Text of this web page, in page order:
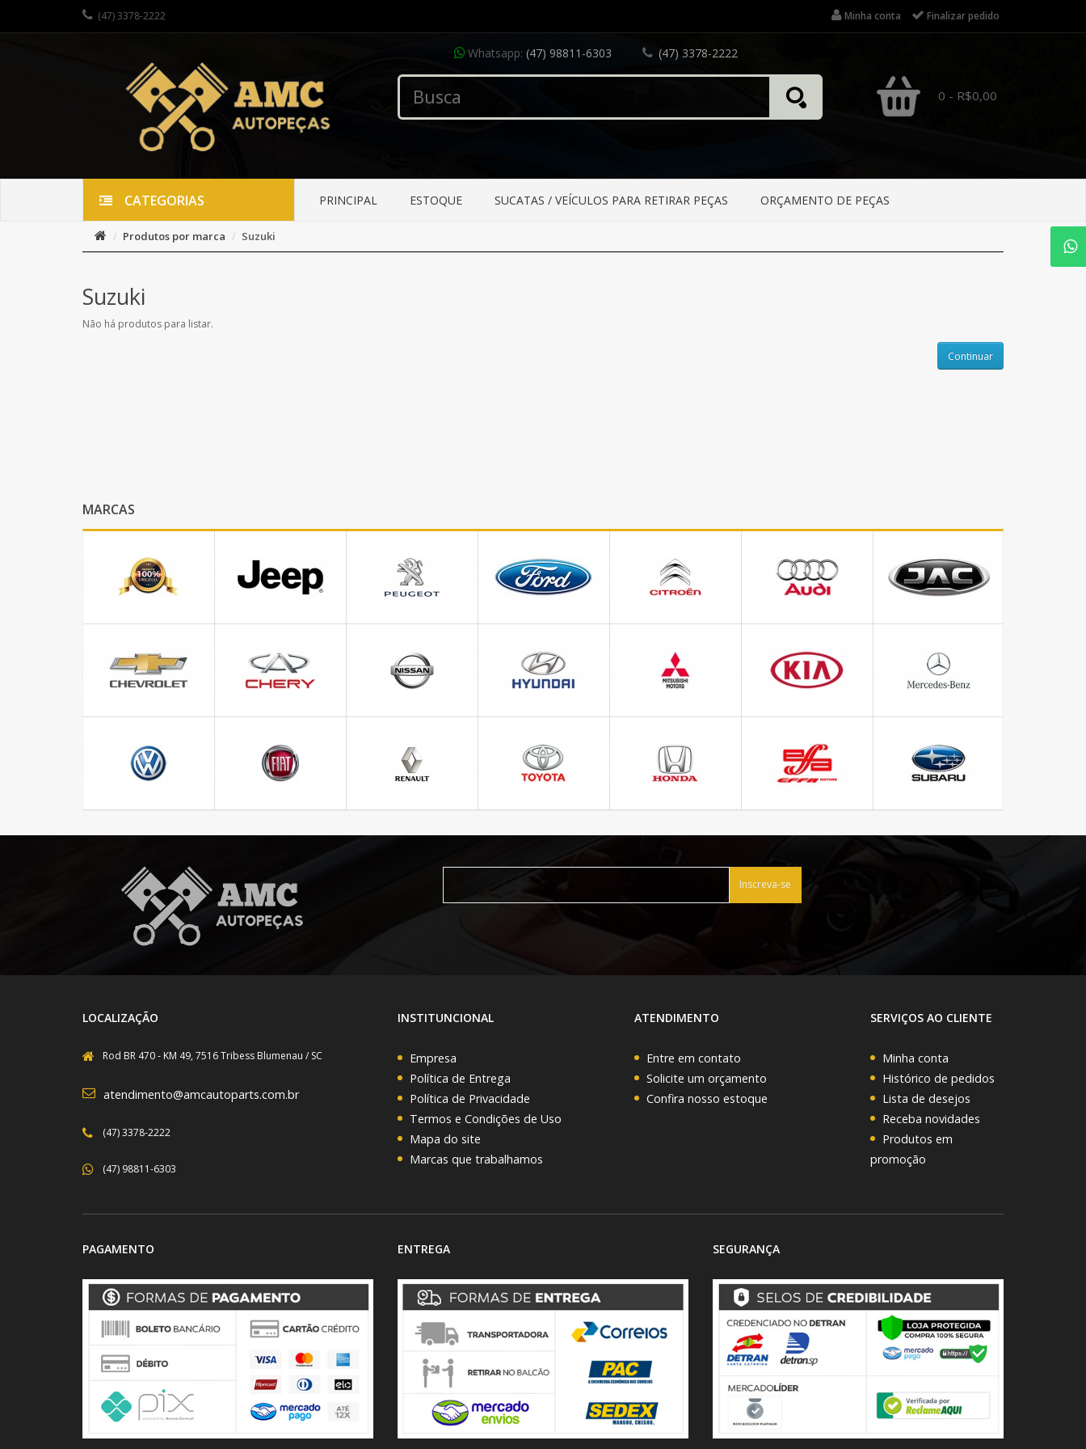
(47) 3378-2222 Minha conta Finalizar pedido
Whatsapp: (47) 98811-6303 (47) 3378-2222
0 - R$0,00
CATEGORIAS PRINCIPAL ESTOQUE SUCATAS / VEÍCULOS PARA RETIRAR PEÇAS ORÇAMENTO DE PEÇAS
Produtos por marca Suzuki
Suzuki
Não há produtos para listar.
Continuar
MARCAS
Inscreva-se
LOCALIZAÇÃO
Rod BR 470 - KM 49, 7516 Tribess Blumenau / SC
atendimento@amcautoparts.com.br
(47) 3378-2222
(47) 98811-6303
INSTITUNCIONAL
Empresa
Política de Entrega
Política de Privacidade
Termos e Condições de Uso
Mapa do site
Marcas que trabalhamos
ATENDIMENTO
Entre em contato
Solicite um orçamento
Confira nosso estoque
SERVIÇOS AO CLIENTE
Minha conta
Histórico de pedidos
Lista de desejos
Receba novidades
Produtos em
promoção
PAGAMENTO ENTREGA SEGURANÇA